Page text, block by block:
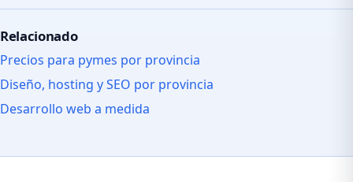
Relacionado
Precios para pymes por provincia
Diseño, hosting y SEO por provincia
Desarrollo web a medida